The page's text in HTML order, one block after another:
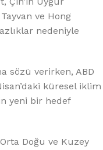
ve Hong
nedeniyle
sözü verirken, ABD
küresel iklim
yeni bir hedef
Doğu ve Kuzey